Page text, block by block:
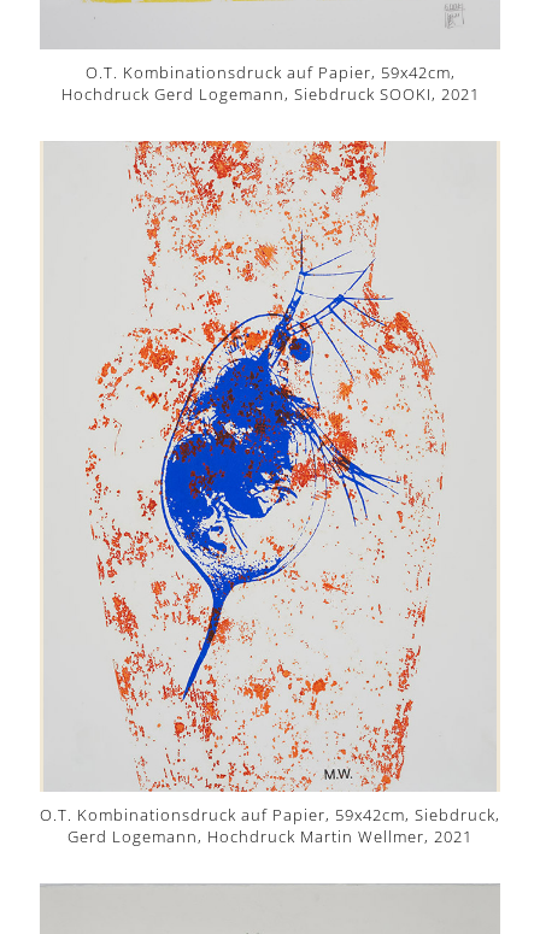
O.T. Kombinationsdruck auf Papier, 59x42cm,
Hochdruck Gerd Logemann, Siebdruck SOOKI, 2021
O.T. Kombinationsdruck auf Papier, 59x42cm, Siebdruck,
Gerd Logemann, Hochdruck Martin Wellmer, 2021